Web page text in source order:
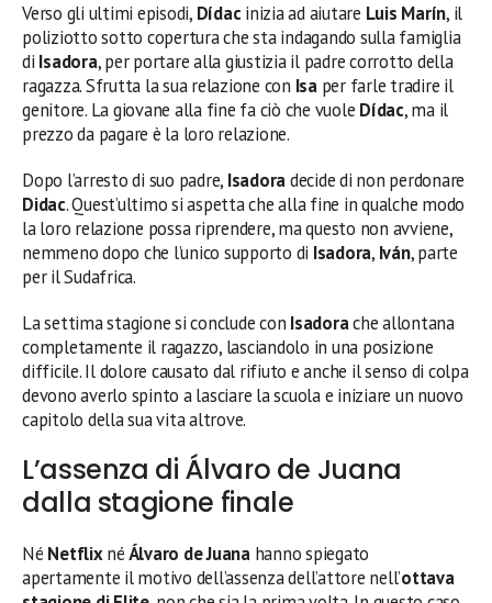
Verso gli ultimi episodi, Dídac inizia ad aiutare Luis Marín, il
poliziotto sotto copertura che sta indagando sulla famiglia
di Isadora, per portare alla giustizia il padre corrotto della
ragazza. Sfrutta la sua relazione con Isaper farle tradire il
genitore. La giovane alla fine fa ciò che vuole Dídac, ma il
prezzo da pagare è la loro relazione.
Dopo l’arresto di suo padre, Isadoradecide di non perdonare
Didac. Quest’ultimo si aspetta che alla fine in qualche modo
la loro relazione possa riprendere, ma questo non avviene,
nemmeno dopo che l’unico supporto di Isadora, Iván, parte
per il Sudafrica.
La settima stagione si conclude con Isadorache allontana
completamente il ragazzo, lasciandolo in una posizione
difficile. Il dolore causato dal rifiuto e anche il senso di colpa
devono averlo spinto a lasciare la scuola e iniziare un nuovo
capitolo della sua vita altrove.
L’assenza di Álvaro de Juana
dalla stagione finale
Né NetflixnéÁlvaro de Juanahanno spiegato
apertamente il motivo dell’assenza dell’attore nell’ottava